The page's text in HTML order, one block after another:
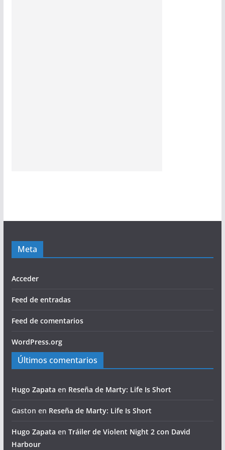
Meta
Acceder
Feed de entradas
Feed de comentarios
WordPress.org
Últimos comentarios
Hugo Zapata en Reseña de Marty: Life Is Short
Gaston en Reseña de Marty: Life Is Short
Hugo Zapata en Tráiler de Violent Night 2 con David
Harbour